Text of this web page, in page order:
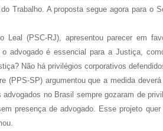
Trabalho. A proposta segue agora para o
Leal (PSC-RJ), apresentou parecer em
o advogado é essencial para a Justiça,
Não há privilégios corporativos
(PPS-SP) argumentou que a medida
advogados no Brasil sempre gozaram de
presença de advogado. Esse projeto